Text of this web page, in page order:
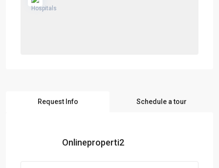
Request Info Schedule a tour
Onlineproperti2